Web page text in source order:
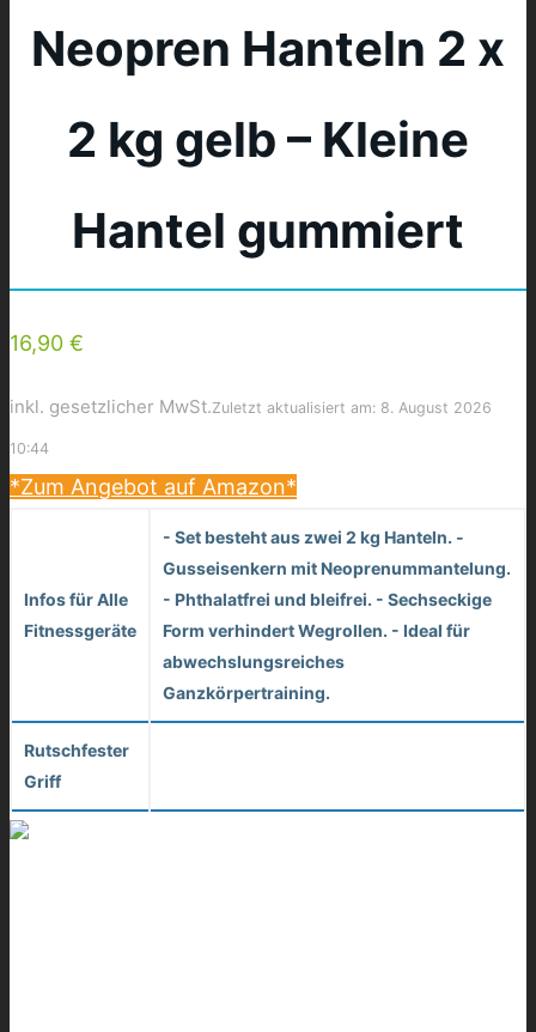
Neopren Hanteln 2 x
2 kg gelb – Kleine
Hantel gummiert
16,90 €
inkl. gesetzlicher MwSt.Zuletzt aktualisiert am: 8. August 2026
10:44
*Zum Angebot auf Amazon*
Infos für Alle
Fitnessgeräte
- Set besteht aus zwei 2 kg Hanteln. -
Gusseisenkern mit Neoprenummantelung.
- Phthalatfrei und bleifrei. - Sechseckige
Form verhindert Wegrollen. - Ideal für
abwechslungsreiches
Ganzkörpertraining.
Rutschfester
Griff